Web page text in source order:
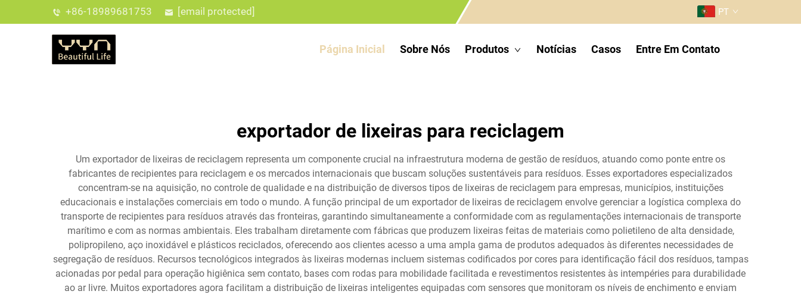
+86-18989681753 [email protected] PT
Página Inicial Sobre Nós Produtos Notícias Casos Entre Em Contato
exportador de lixeiras para reciclagem
Um exportador de lixeiras de reciclagem representa um componente crucial na infraestrutura moderna de gestão de resíduos, atuando como ponte entre os
fabricantes de recipientes para reciclagem e os mercados internacionais que buscam soluções sustentáveis para resíduos. Esses exportadores especializados
concentram-se na aquisição, no controle de qualidade e na distribuição de diversos tipos de lixeiras de reciclagem para empresas, municípios, instituições
educacionais e instalações comerciais em todo o mundo. A função principal de um exportador de lixeiras de reciclagem envolve gerenciar a logística complexa do
transporte de recipientes para resíduos através das fronteiras, garantindo simultaneamente a conformidade com as regulamentações internacionais de transporte
marítimo e com as normas ambientais. Eles trabalham diretamente com fábricas que produzem lixeiras feitas de materiais como polietileno de alta densidade,
polipropileno, aço inoxidável e plásticos reciclados, oferecendo aos clientes acesso a uma ampla gama de produtos adequados às diferentes necessidades de
segregação de resíduos. Recursos tecnológicos integrados às lixeiras modernas incluem sistemas codificados por cores para identificação fácil dos resíduos, tampas
acionadas por pedal para operação higiênica sem contato, bases com rodas para mobilidade facilitada e revestimentos resistentes às intempéries para durabilidade
ao ar livre. Muitos exportadores agora facilitam a distribuição de lixeiras inteligentes equipadas com sensores que monitoram os níveis de enchimento e enviam